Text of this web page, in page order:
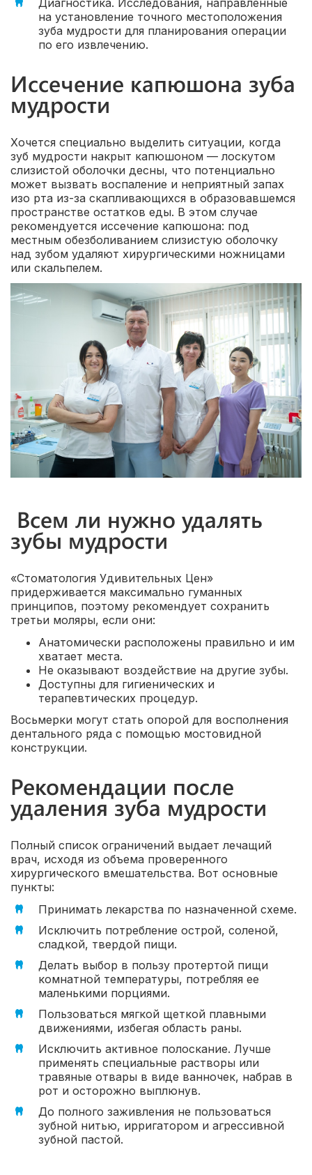
Диагностика. Исследования, направленные
на установление точного местоположения
зуба мудрости для планирования операции
по его извлечению.
Иссечение капюшона зуба
мудрости
Хочется специально выделить ситуации, когда
зуб мудрости накрыт капюшоном — лоскутом
слизистой оболочки десны, что потенциально
может вызвать воспаление и неприятный запах
изо рта из-за скапливающихся в образовавшемся
пространстве остатков еды. В этом случае
рекомендуется иссечение капюшона: под
местным обезболиванием слизистую оболочку
над зубом удаляют хирургическими ножницами
или скальпелем.
Всем ли нужно удалять
зубы мудрости
«Стоматология Удивительных Цен»
придерживается максимально гуманных
принципов, поэтому рекомендует сохранить
третьи моляры, если они:
Анатомически расположены правильно и им
хватает места.
Не оказывают воздействие на другие зубы.
Доступны для гигиенических и
терапевтических процедур.
Восьмерки могут стать опорой для восполнения
дентального ряда с помощью мостовидной
конструкции.
Рекомендации после
удаления зуба мудрости
Полный список ограничений выдает лечащий
врач, исходя из объема проверенного
хирургического вмешательства. Вот основные
пункты:
Принимать лекарства по назначенной схеме.
Исключить потребление острой, соленой,
сладкой, твердой пищи.
Делать выбор в пользу протертой пищи
комнатной температуры, потребляя ее
маленькими порциями.
Пользоваться мягкой щеткой плавными
движениями, избегая область раны.
Исключить активное полоскание. Лучше
применять специальные растворы или
травяные отвары в виде ванночек, набрав в
рот и осторожно выплюнув.
До полного заживления не пользоваться
зубной нитью, ирригатором и агрессивной
зубной пастой.